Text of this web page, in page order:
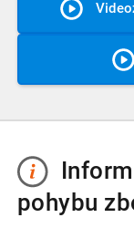
pohybu